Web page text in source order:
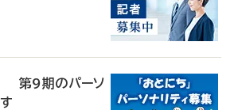
第9期のパーソ